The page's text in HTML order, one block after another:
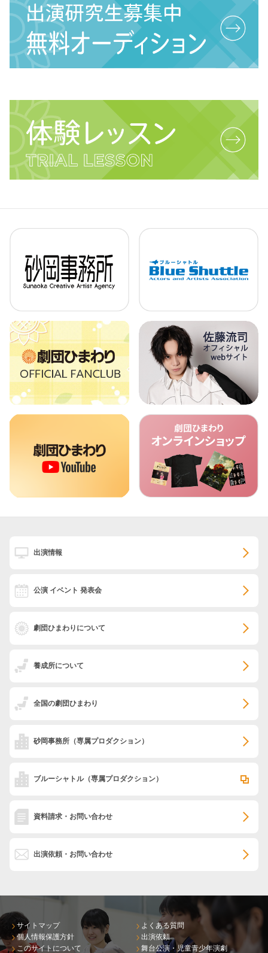
出演情報
公演 イベント 発表会
劇団ひまわりについて
養成所について
全国の劇団ひまわり
砂岡事務所 （専属プロダクション）
ブルーシャトル（専属プロダクション）
資料請求・お問い合わせ
出演依頼・お問い合わせ
サイトマップ
個人情報保護方針
このサイトについて
よくある質問
出演依頼
舞台公演・児童青少年演劇